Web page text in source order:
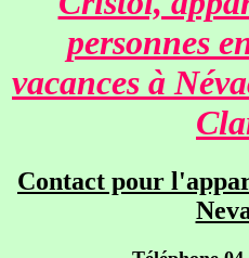
Nos hébergements
Planning et tarifs
personnes
vacances à
Contact pour